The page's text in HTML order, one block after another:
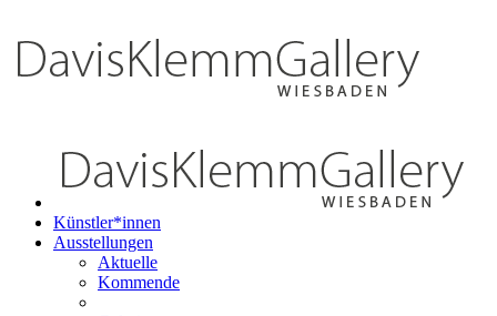
Künstler*innen
Ausstellungen
Aktuelle
Kommende